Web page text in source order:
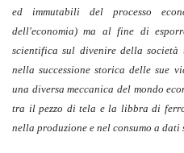
ed immutabili del processo
dell'economia) ma al fine di
scientifica sul divenire della
nella successione storica delle sue
una diversa meccanica del mondo
tra il pezzo di tela e la libbra di
nella produzione e nel consumo a